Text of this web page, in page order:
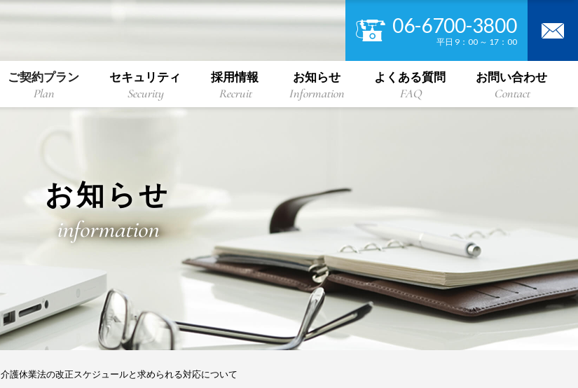
06-6700-3800
平日 9：00 ～ 17：00
ご契約プラン
Plan
セキュリティ
Security
採用情報
Recruit
お知らせ
Information
よくある質問
FAQ
お問い合わせ
Contact
お知らせ
information
護休業法の改正スケジュールと求められる対応について